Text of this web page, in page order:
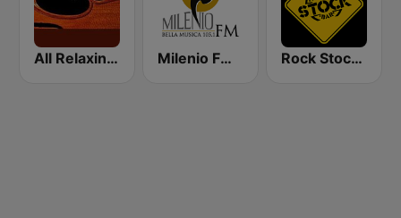
All Relaxing Classics Milenio FM Bella Musica Rock Stock Bar